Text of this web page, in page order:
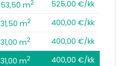
53,50 m2
525,00 €/kk
31,50 m2
400,00 €/kk
31,00 m2
400,00 €/kk
31,00 m2
400,00 €/kk